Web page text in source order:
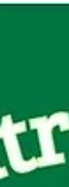
14 may 2024
🚨 5ta y
Seminario
👣 "Cristo